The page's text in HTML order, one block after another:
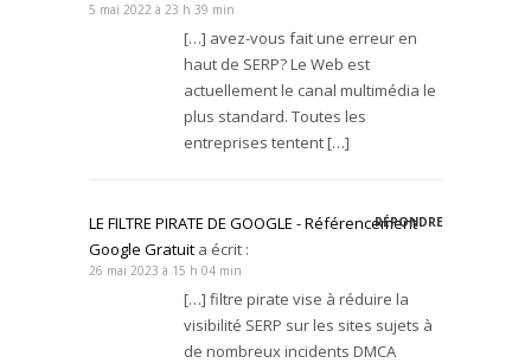
5 mai 2022 à 23 h 39 min
[…] avez-vous fait une erreur en
haut de SERP? Le Web est
actuellement le canal multimédia le
plus standard. Toutes les
entreprises tentent […]
LE FILTRE PIRATE DE GOOGLE - Référencement
Google Gratuit a écrit :
RÉPONDRE
26 mai 2023 à 15 h 04 min
[…] filtre pirate vise à réduire la
visibilité SERP sur les sites sujets à
de nombreux incidents DMCA